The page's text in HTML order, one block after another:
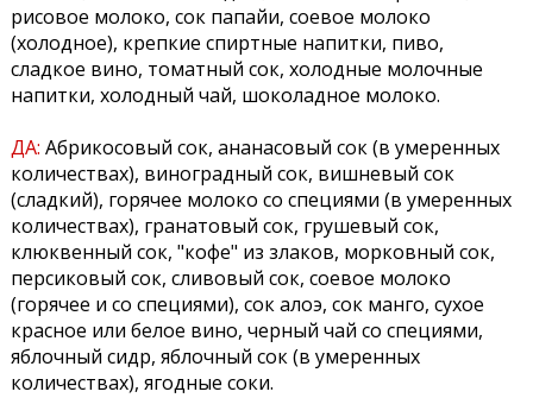
рисовое молоко, сок папайи, соевое молоко
(холодное), крепкие спиртные напитки, пиво,
сладкое вино, томатный сок, холодные молочные
напитки, холодный чай, шоколадное молоко.
ДА: Абрикосовый сок, ананасовый сок (в умеренных
количествах), виноградный сок, вишневый сок
(сладкий), горячее молоко со специями (в умеренных
количествах), гранатовый сок, грушевый сок,
клюквенный сок, "кофе" из злаков, морковный сок,
персиковый сок, сливовый сок, соевое молоко
(горячее и со специями), сок алоэ, сок манго, сухое
красное или белое вино, черный чай со специями,
яблочный сидр, яблочный сок (в умеренных
количествах), ягодные соки.